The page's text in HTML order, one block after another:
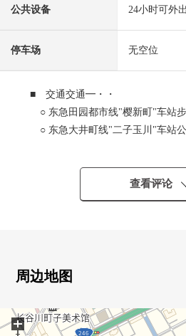
公共设备 24小时可外
停车场 无空位
■ 交通交通━・・
○ 东急田园都市线"樱新町"车站
○ 东急大井町线"二子玉川"车站
○ JR山手线"目黑"车站公共汽车
○ 考虑内走廊设计、各层垃圾场地
○ 采用考虑绝热性的Low-E复数层
ZEH-M Oriented式样
查看评论
周边地图
+